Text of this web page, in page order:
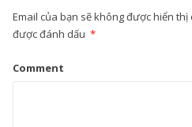
Email của bạn sẽ không được hiển thị
được đánh dấu *
Comment